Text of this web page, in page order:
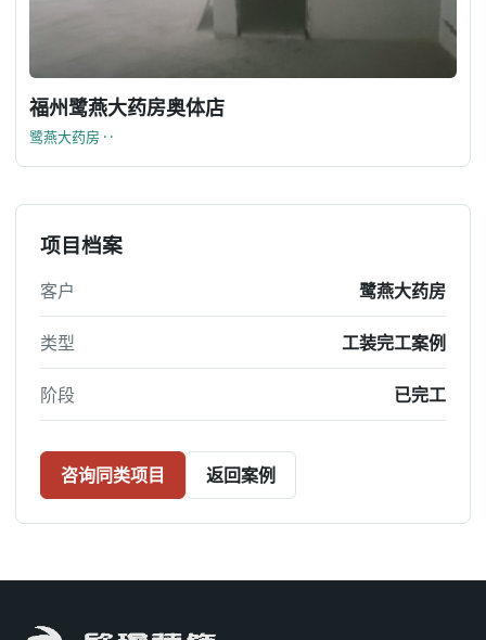
福州鹭燕大药房奥体店
鹭燕大药房 · ·
项目档案
客户 鹭燕大药房
类型 工装完工案例
阶段 已完工
咨询同类项目 返回案例